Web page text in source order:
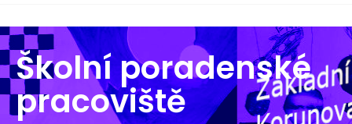
Školní poradenské
pracoviště